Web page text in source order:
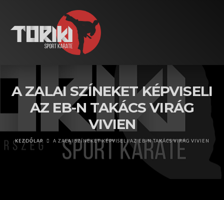
A ZALAI SZÍNEKET KÉPVISELI
AZ EB-N TAKÁCS VIRÁG
VIVIEN
KEZDŐLAP A ZALAI SZÍNEKET KÉPVISELI AZ EB-N TAKÁCS VIRÁG VIVIEN